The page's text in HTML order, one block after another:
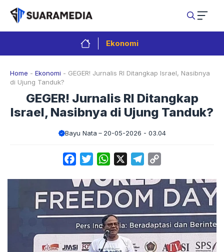
Langsung
isi
Ekonomi
Home - Ekonomi - GEGER! Jurnalis RI Ditangkap Israel, Nasibnya
di Ujung Tanduk?
GEGER! Jurnalis RI Ditangkap
Israel, Nasibnya di Ujung Tanduk?
Bayu Nata 20-05-2026 - 03.04
FacebookTwitterWhatsApp Telegram